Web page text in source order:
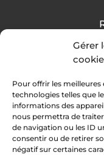
Gérer
Pour offrir les meilleures
technologies telles que
informations des
nous permettra de
de navigation ou les ID
consentir ou de retirer
négatif sur certaines